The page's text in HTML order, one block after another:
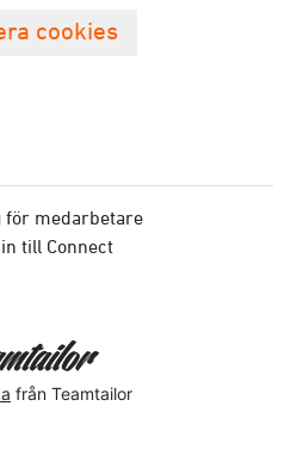
cookies
för medarbetare
in till Connect
från Teamtailor